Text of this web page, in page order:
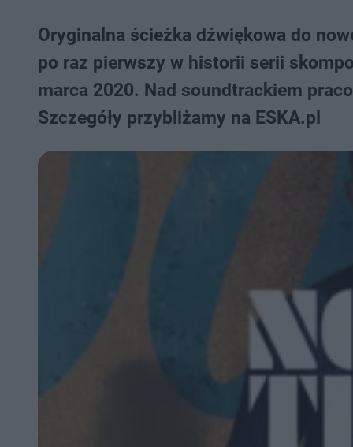
Oryginalna ścieżka dźwiękowa do
po raz pierwszy w historii serii
marca 2020. Nad soundtrackiem
Szczegóły przybliżamy na ESKA.pl